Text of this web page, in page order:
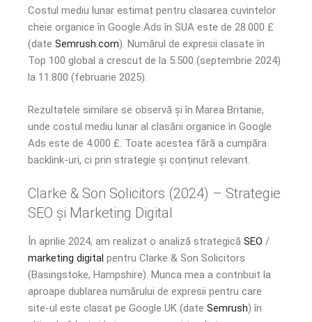
Costul mediu lunar estimat pentru clasarea cuvintelor
cheie organice în Google Ads în SUA este de 28.000 £
(date Semrush.com). Numărul de expresii clasate în
Top 100 global a crescut de la 5.500 (septembrie 2024)
la 11.800 (februarie 2025).
Rezultatele similare se observă și în Marea Britanie,
unde costul mediu lunar al clasării organice în Google
Ads este de 4.000 £. Toate acestea fără a cumpăra
backlink-uri, ci prin strategie și conținut relevant.
Clarke & Son Solicitors (2024) – Strategie
SEO și Marketing Digital
În aprilie 2024, am realizat o analiză strategică SEO /
marketing digital pentru Clarke & Son Solicitors
(Basingstoke, Hampshire). Munca mea a contribuit la
aproape dublarea numărului de expresii pentru care
site-ul este clasat pe Google UK (date Semrush) în